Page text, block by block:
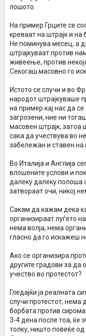
лошото.
На пример Грците се
креваат на штрајк и на
Не поминува месец, а
штрајкуваат против
живеење, против
Секогаш масовно го
Истото се случи и во
народот штрајкуваше
на пример кај нас да
загрозени, ние ни
масовен штрајк, затоа
сака да учествува во
забележан и ставен на
Во Италија и Англија
влошените услови и
далеку далеку полоша
затвораат очи, никој
Сакам да кажам дека
организираат луѓето
нема волја, нема
гласно да го искажеш
Ако се организира
другите градови за да
учество во протестот?
Гледајќи ја реалната
случи протестот, нема
борбата против
3-4 дена после тоа, ќе
толку, ништо повеќе од